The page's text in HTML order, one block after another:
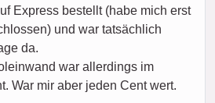
Express bestellt (habe mich erst
und war tatsächlich
da.
war allerdings im
War mir aber jeden Cent wert.